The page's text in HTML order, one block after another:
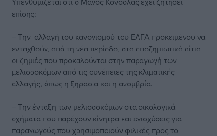
επίσης:
– Την αλλαγή του κανονισμού του ΕΛΓΑ προκειμένου να
ενταχθούν, από τη νέα περίοδο, στα αποζημιωτικά αίτια
οι ζημιές που προκαλούνται στην παραγωγή των
μελισσοκόμων από τις συνέπειες της κλιματικής
αλλαγής, όπως η ξηρασία και η ανομβρία.
– Την ένταξη των μελισσοκόμων στα οικολογικά
σχήματα που παρέχουν κίνητρα και ενισχύσεις για
παραγωγούς που χρησιμοποιούν φιλικές προς το